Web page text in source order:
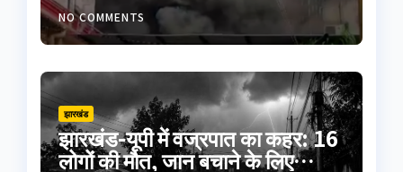
NO COMMENTS
झारखंड
झारखंड-यूपी में वज्रपात का कहर: 16
लोगों की मौत, जान बचाने के लिए